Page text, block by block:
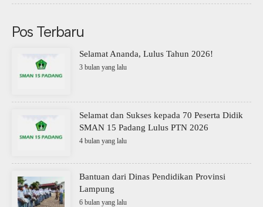
Pos Terbaru
Selamat Ananda, Lulus Tahun 2026!
3 bulan yang lalu
Selamat dan Sukses kepada 70 Peserta Didik
SMAN 15 Padang Lulus PTN 2026
4 bulan yang lalu
Bantuan dari Dinas Pendidikan Provinsi
Lampung
6 bulan yang lalu